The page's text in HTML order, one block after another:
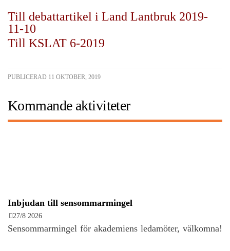
Till debattartikel i Land Lantbruk 2019-
11-10
Till KSLAT 6-2019
PUBLICERAD 11 OKTOBER, 2019
Kommande aktiviteter
Inbjudan till sensommarmingel
27/8 2026
Sensommarmingel för akademiens ledamöter, välkomna!